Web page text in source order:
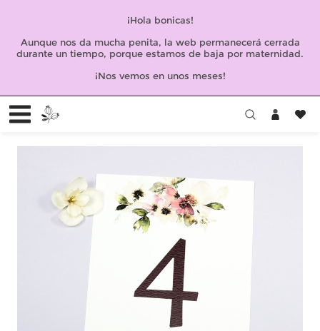
¡Hola bonicas!
Aunque nos da mucha penita, la web permanecerá cerrada
durante un tiempo, porque estamos de baja por maternidad.
¡Nos vemos en unos meses!